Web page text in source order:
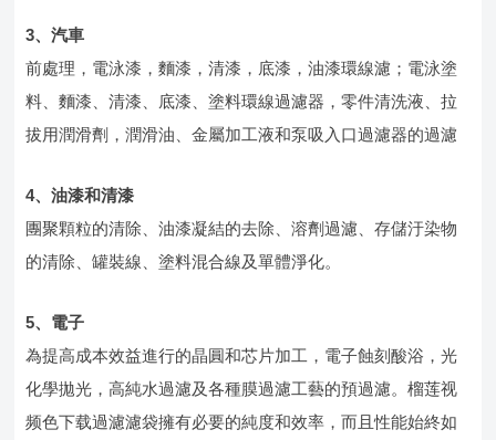
3、汽車
前處理，電泳漆，麵漆，清漆，底漆，油漆環線濾；電泳塗
料、麵漆、清漆、底漆、塗料環線過濾器，零件清洗液、拉
拔用潤滑劑，潤滑油、金屬加工液和泵吸入口過濾器的過濾
4、油漆和清漆
團聚顆粒的清除、油漆凝結的去除、溶劑過濾、存儲汙染物
的清除、罐裝線、塗料混合線及單體淨化。
5、電子
為提高成本效益進行的晶圓和芯片加工，電子蝕刻酸浴，光
化學拋光，高純水過濾及各種膜過濾工藝的預過濾。榴莲视
频色下载過濾濾袋擁有必要的純度和效率，而且性能始終如